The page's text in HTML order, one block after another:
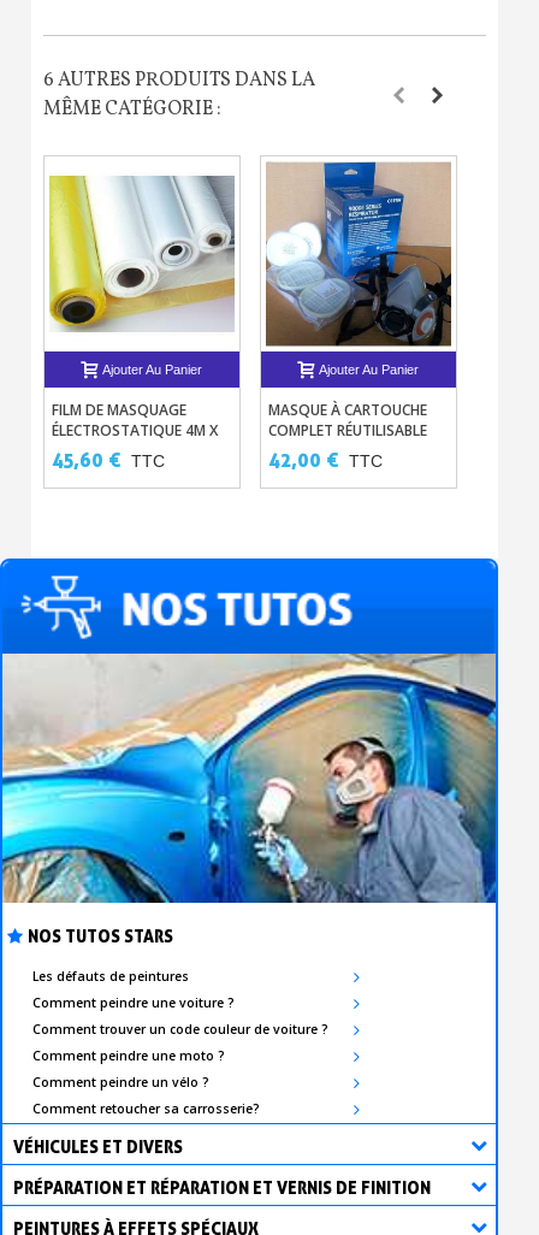
NOS TUTOS STARS
Les défauts de peintures
Comment peindre une voiture ?
Comment trouver un code couleur de voiture ?
Comment peindre une moto ?
Comment peindre un vélo ?
Comment retoucher sa carrosserie?
VÉHICULES ET DIVERS
PRÉPARATION ET RÉPARATION ET VERNIS DE FINITION
PEINTURES À EFFETS SPÉCIAUX
6 AUTRES PRODUITS DANS LA
MÊME CATÉGORIE :
Ajouter Au Panier
FILM DE MASQUAGE
ÉLECTROSTATIQUE 4M X
115M - PEINTURE VOITURE
45,60 € TTC
Ajouter Au Panier
MASQUE À CARTOUCHE
COMPLET RÉUTILISABLE
42,00 € TTC